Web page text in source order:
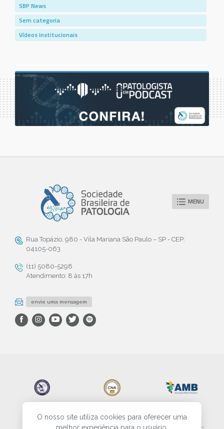
O nosso site utiliza cookies para oferecer uma
SBP News
Sem categoria
Vídeos institucionais
MENU
Rua Topázio, 980 - Vila Mariana São Paulo – SP - CEP:
04105-063
(11) 5080-5298
Atendimento: 8 às 17h
envie uma mensagem